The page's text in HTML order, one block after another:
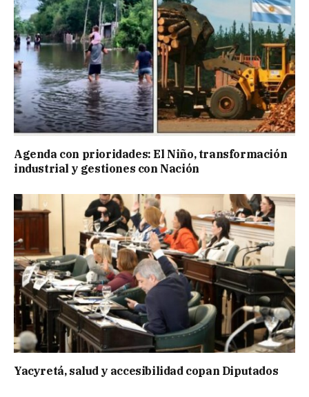
Agenda con prioridades: El Niño, transformación
industrial y gestiones con Nación
Yacyretá, salud y accesibilidad copan Diputados